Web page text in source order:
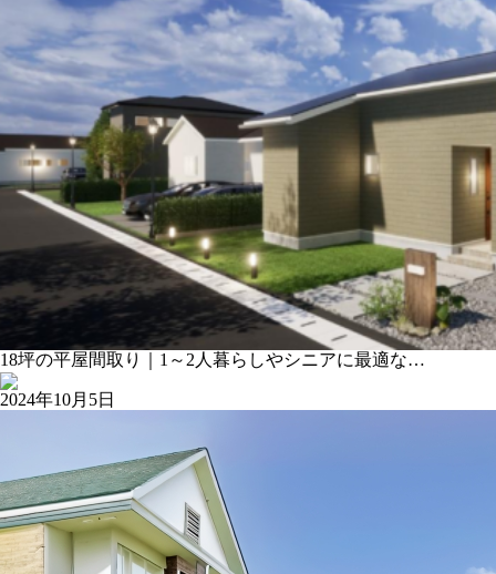
18坪の平屋間取り｜1～2人暮らしやシニアに最適な…
2024年10月5日